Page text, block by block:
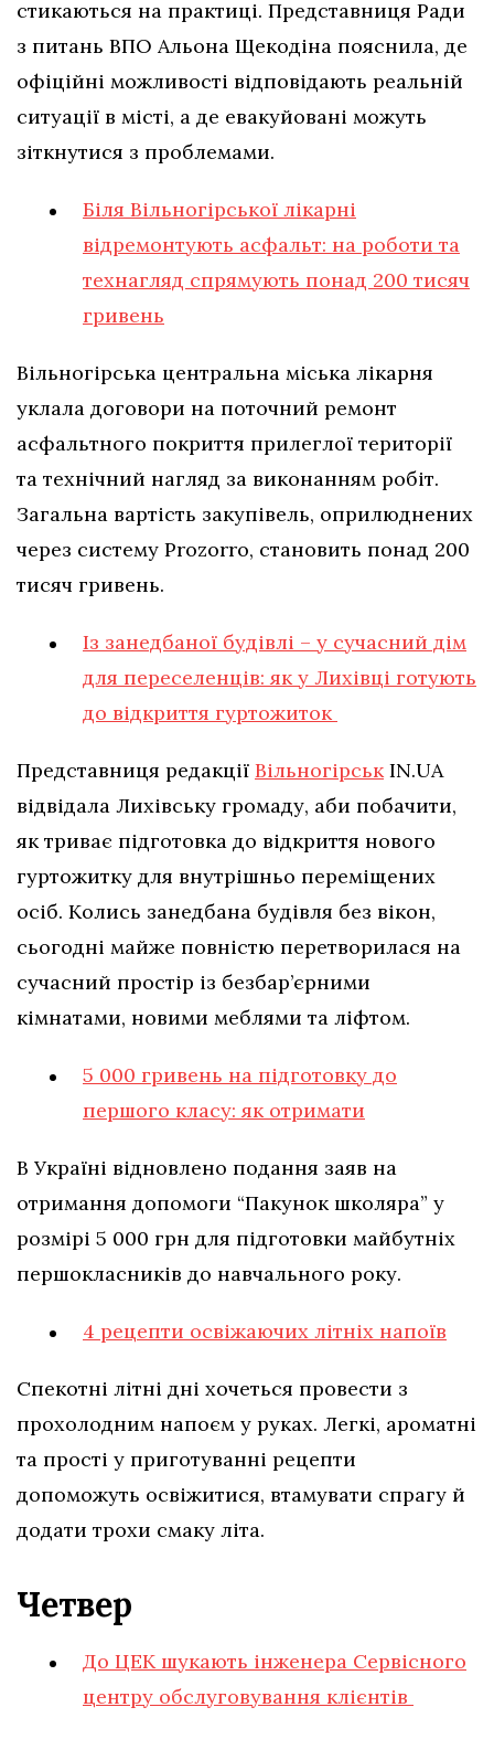
стикаються на практиці. Представниця Ради
з питань ВПО Альона Щекодіна пояснила, де
офіційні можливості відповідають реальній
ситуації в місті, а де евакуйовані можуть
зіткнутися з проблемами.
Біля Вільногірської лікарні
відремонтують асфальт: на роботи та
технагляд спрямують понад 200 тисяч
гривень
Вільногірська центральна міська лікарня
уклала договори на поточний ремонт
асфальтного покриття прилеглої території
та технічний нагляд за виконанням робіт.
Загальна вартість закупівель, оприлюднених
через систему Prozorro, становить понад 200
тисяч гривень.
Із занедбаної будівлі – у сучасний дім
для переселенців: як у Лихівці готують
до відкриття гуртожиток
Представниця редакції ВільногірськIN.UA
відвідала Лихівську громаду, аби побачити,
як триває підготовка до відкриття нового
гуртожитку для внутрішньо переміщених
осіб. Колись занедбана будівля без вікон,
сьогодні майже повністю перетворилася на
сучасний простір із безбар’єрними
кімнатами, новими меблями та ліфтом.
5 000 гривень на підготовку до
першого класу: як отримати
В Україні відновлено подання заяв на
отримання допомоги “Пакунок школяра” у
розмірі 5 000 грн для підготовки майбутніх
першокласників до навчального року.
4 рецепти освіжаючих літніх напоїв
Спекотні літні дні хочеться провести з
прохолодним напоєм у руках. Легкі, ароматні
та прості у приготуванні рецепти
допоможуть освіжитися, втамувати спрагу й
додати трохи смаку літа.
Четвер
До ЦЕК шукають інженера Сервісного
центру обслуговування клієнтів